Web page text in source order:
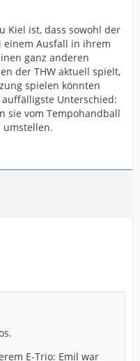
Kiel ist, dass sowohl der
einem Ausfall in ihrem
ganz anderen
der THW aktuell spielt,
spielen könnten
Unterschied:
sie vom Tempohandball
umstellen.
E-Trio: Emil war